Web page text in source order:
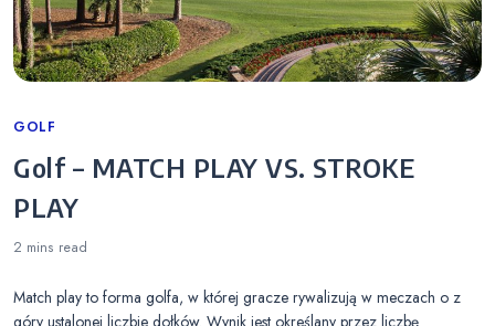
Categories
GOLF
Golf – MATCH PLAY VS. STROKE
PLAY
2 mins read
Match play to forma golfa, w której gracze rywalizują w meczach o z
góry ustalonej liczbie dołków. Wynik jest określany przez liczbę